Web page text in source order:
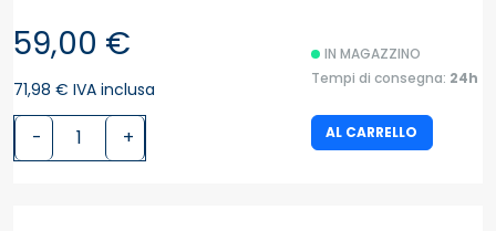
59,00 €
71,98 € IVA inclusa
- +
IN MAGAZZINO
Tempi di consegna: 24h
AL CARRELLO